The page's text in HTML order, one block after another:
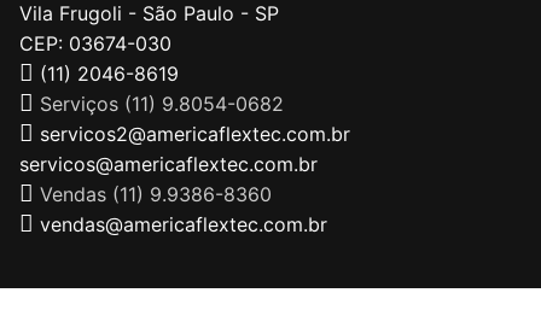
Vila Frugoli - São Paulo - SP
CEP: 03674-030
(11) 2046-8619
Serviços (11) 9.8054-0682
servicos2@americaflextec.com.br
servicos@americaflextec.com.br
Vendas (11) 9.9386-8360
vendas@americaflextec.com.br